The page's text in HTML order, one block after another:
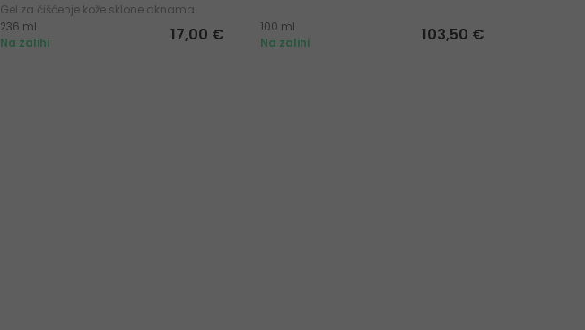
Gel za čišćenje kože sklone aknama
236 ml
Na zalihi
17,00 €
100 ml
Na zalihi
103,50 €